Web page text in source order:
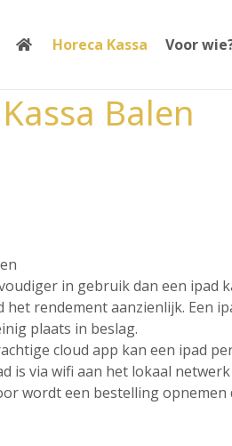
Horeca Kassa Voor
Balen
in gebruik dan een ipad
het rendement aanzienlijk. Een
plaats in beslag.
cloud app kan een ipad
is via wifi aan het lokaal
wordt een bestelling